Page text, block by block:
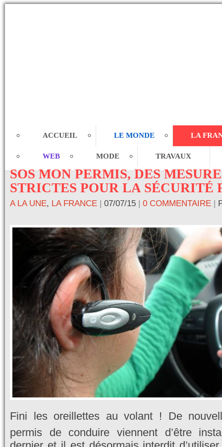
ACCUEIL LE MONDE LA
WEB MODE TRAVAUX
SOS MON PERMIS, DES
STRICTES POUR LA SÉCURITÉ
A LA UNE, LA FRANCE | 07/07/15 | 0 COMMENTAIRE |
Fini les oreillettes au volant ! De
permis de conduire viennent d’être